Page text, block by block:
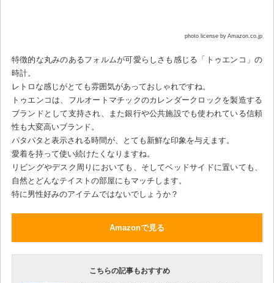
photo license by Amazon.co.jp
特徴的な丸みのあるフォルムが可愛らしさも感じる「トゥエンコ」の
時計。
レトロな感じがとても雰囲気があっておしゃれですね。
トゥエンコは、フルオートマチックのカレンダークロックを製造する
ブランドとして支持され、また銀行や公共施設でも使われている信頼
性も大変高いブランド。
パタパタと表示される時間が、とても新鮮な印象を与えます。
愛着を持って使い続けたくなりますね。
リビングやデスク周りにおいても、そしてベッドサイドに置いても、
自然とどんなテイストの部屋にもマッチします。
特に男性好みのアイテムではないでしょうか？
Amazonで見る
こちらの記事もおすすめ